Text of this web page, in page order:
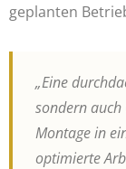
geplanten
„Eine
sondern auch
Montage in
optimierte